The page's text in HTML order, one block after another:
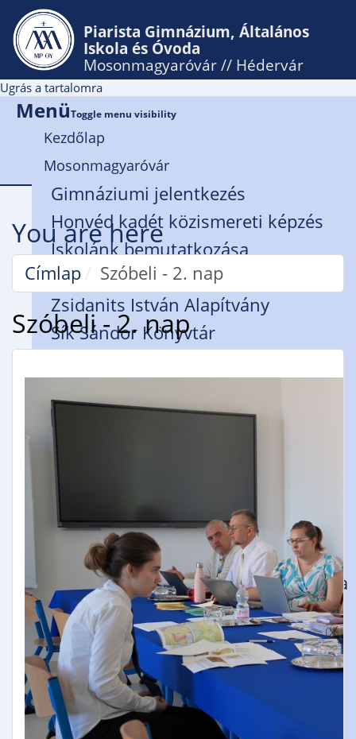
Piarista Gimnázium, Általános
Iskola és Óvoda
Mosonmagyaróvár // Hédervár
Ugrás a tartalomra
MenüToggle menu visibility
Kezdőlap
Mosonmagyaróvár
Gimnáziumi jelentkezés
Honvéd kadét közismereti képzés
Iskolánk bemutatkozása
Rendház
Zsidanits István Alapítvány
Sík Sándor Könyvtár
Napsugár Óvoda
Timaffy László Tagiskola
Tagiskolánk dolgozói
Hédervári Gyermekek Neveléséért
Alapítvány
Pályázatok
Piarista Gimnázium, Általános Iskola
és Óvoda
Mosonmagyaróvári Piarista
Rendház
Zsidanits István Alapítvány
Gimnáziumi jelentkezés
You are here
Címlap Szóbeli - 2. nap
Szóbeli - 2. nap